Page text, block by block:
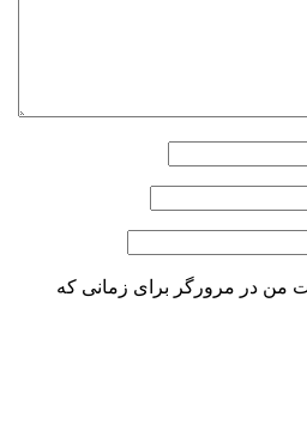
من در مرورگر برای زمانی که